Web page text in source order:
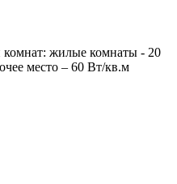
комнат: жилые комнаты - 20
место – 60 Вт/кв.м